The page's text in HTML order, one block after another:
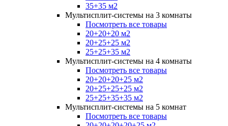
35+35 м2
Мультисплит-системы на 3 комнаты
Посмотреть все товары
20+20+20 м2
20+25+25 м2
25+25+35 м2
Мультисплит-системы на 4 комнаты
Посмотреть все товары
20+20+20+25 м2
20+25+25+25 м2
25+25+35+35 м2
Мультисплит-системы на 5 комнат
Посмотреть все товары